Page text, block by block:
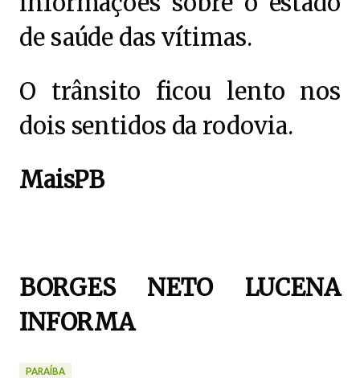
de saúde das vítimas.
O trânsito ficou lento nos
dois sentidos da rodovia.
MaisPB
BORGES NETO LUCENA
INFORMA
PARAÍBA